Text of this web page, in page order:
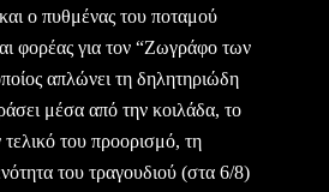
ο πυθμένας του ποταμού
φορέας για τον “Ζωγράφο των
απλώνει τη δηλητηριώδη
μέσα από την κοιλάδα, το
τελικό του προορισμό, τη
του τραγουδιού (στα 6/8)